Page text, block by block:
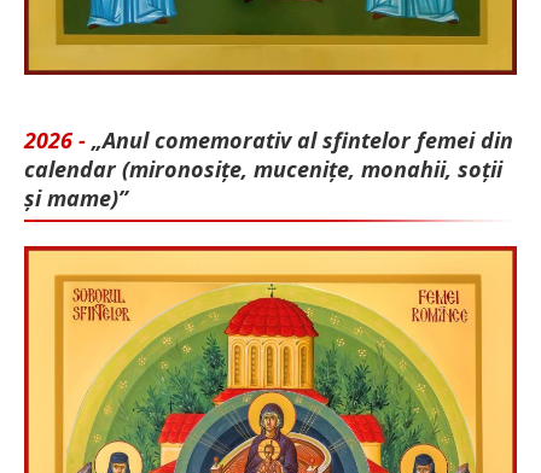
2026 - „Anul comemorativ al sfintelor femei din
calendar (mironosițe, mu­cenițe, monahii, soții
și mame)”